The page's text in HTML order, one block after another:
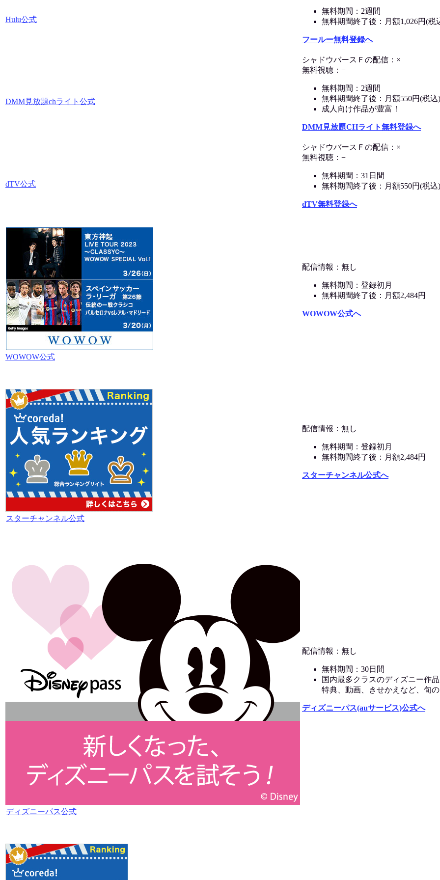
Hulu公式
無料期間：2週間
無料期間終了後：月額1,026円(税
フールー無料登録へ
DMM見放題chライト公式
シャドウバースＦの配信：×
無料視聴：−
無料期間：2週間
無料期間終了後：月額550円(税込)
成人向け作品が豊富！
DMM見放題CHライト無料登録へ
dTV公式
シャドウバースＦの配信：×
無料視聴：−
無料期間：31日間
無料期間終了後：月額550円(税込)
dTV無料登録へ
WOWOW公式
配信情報：無し
無料期間：登録初月
無料期間終了後：月額2,484円
WOWOW公式へ
スターチャンネル公式
配信情報：無し
無料期間：登録初月
無料期間終了後：月額2,484円
スターチャンネル公式へ
ディズニーパス公式
配信情報：無し
無料期間：30日間
国内最多クラスのディズニー作
特典、動画、きせかえなど、旬
ディズニーパス(auサービス)公式へ